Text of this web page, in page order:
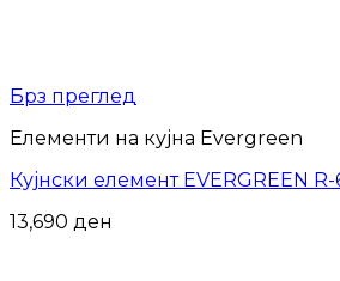
Брз преглед
Елементи на кујна Evergreen
Кујнски елемент EVERGREEN R-
13,690 ден